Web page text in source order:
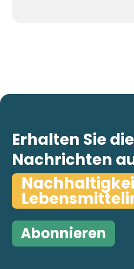
Erhalten Sie
Nachrichten
Abonnieren